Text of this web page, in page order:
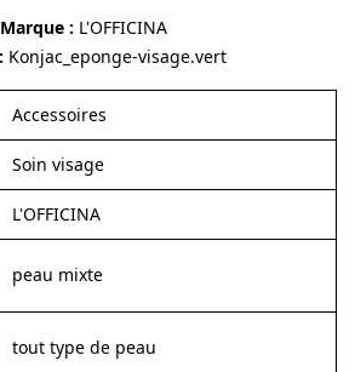
Marque
L'OFFICINA
Konjac_eponge-visage.vert
Accessoires
Soin visage
L'OFFICINA
peau mixte
tout type de peau